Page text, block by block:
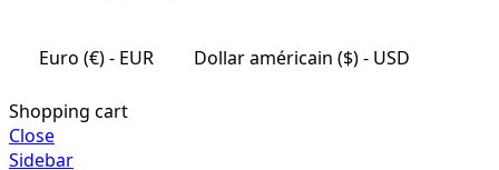
Euro (€) - EUR Dollar américain ($) - USD
Shopping cart
Close
Sidebar